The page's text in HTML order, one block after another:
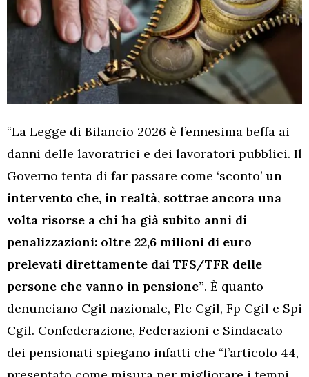
“La Legge di Bilancio 2026 è l’ennesima beffa ai
danni delle lavoratrici e dei lavoratori pubblici. Il
Governo tenta di far passare come ‘sconto’ un
intervento che, in realtà, sottrae ancora una
volta risorse a chi ha già subito anni di
penalizzazioni: oltre 22,6 milioni di euro
prelevati direttamente dai TFS/TFR delle
persone che vanno in pensione”. È quanto
denunciano Cgil nazionale, Flc Cgil, Fp Cgil e Spi
Cgil. Confederazione, Federazioni e Sindacato
dei pensionati spiegano infatti che “l’articolo 44,